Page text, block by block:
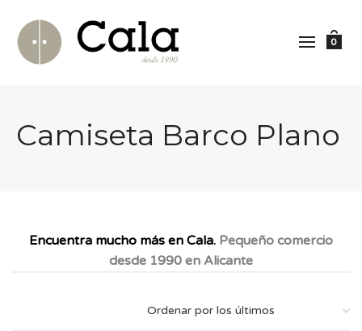
0
Camiseta Barco Plano
Encuentra mucho más en Cala. Pequeño comercio
desde 1990 en Alicante